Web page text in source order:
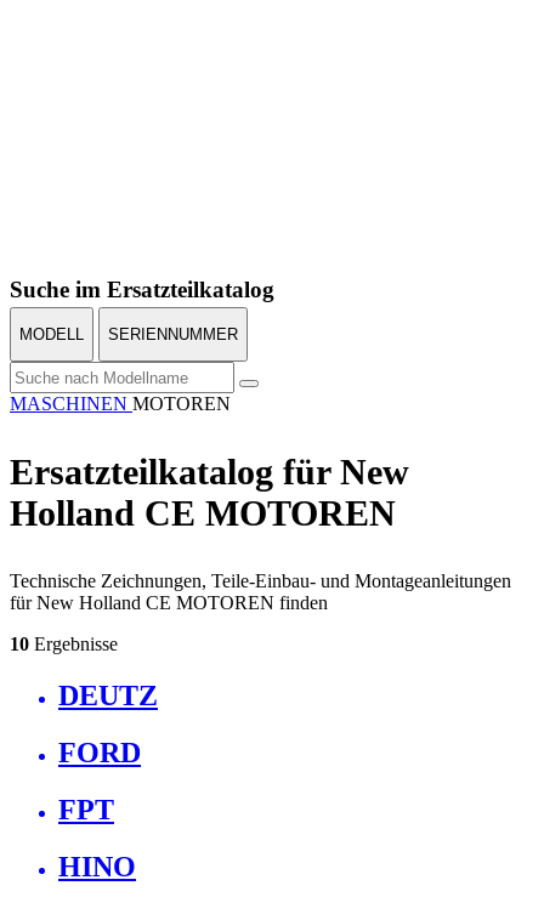
Suche im Ersatzteilkatalog
MODELL SERIENNUMMER
MASCHINEN MOTOREN
Ersatzteilkatalog für New
Holland CE MOTOREN
Technische Zeichnungen, Teile-Einbau- und Montageanleitungen
für New Holland CE MOTOREN finden
10 Ergebnisse
DEUTZ
FORD
FPT
HINO